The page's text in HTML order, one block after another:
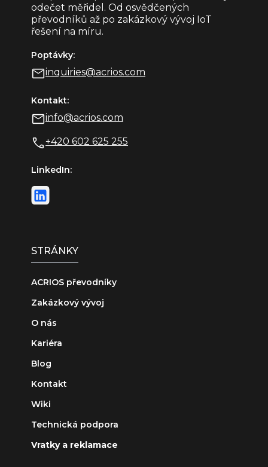
odečet měřidel. Od osvědčených
převodníků až po zakázkový vývoj IoT
řešení na míru.
Poptávky:
inquiries@acrios.com
Kontakt:
info@acrios.com
+420 602 625 255
LinkedIn:
STRÁNKY
ACRIOS převodníky
Zakázkový vývoj
O nás
Kariéra
Blog
Kontakt
Wiki
Technická podpora
Vratky a reklamace